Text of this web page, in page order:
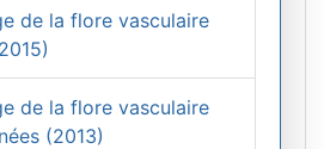
de la flore vasculaire
de la flore vasculaire
(2013)